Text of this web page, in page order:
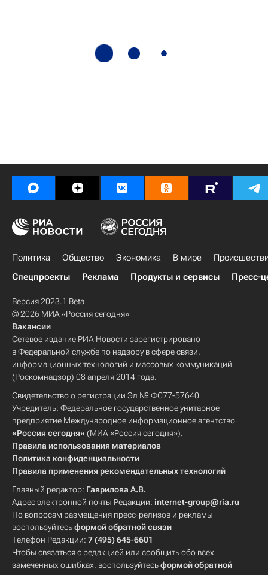
Политика Общество Экономика В мире
Спецпроекты
Реклама Продукты и сервисы Пресс-
Версия 2023.1 Beta
© 2026 МИА «Россия сегодня»
Вакансии
Сетевое издание РИА Новости зарегистрировано
в Федеральной службе по надзору в сфере связи,
информационных технологий и массовых коммуникаций
(Роскомнадзор) 08 апреля 2014 года.
Свидетельство о регистрации Эл № ФС77-57640
Учредитель: Федеральное государственное унитарное
предприятие Международное информационное агентство
«Россия сегодня» (МИА «Россия сегодня»).
Правила использования материалов
Политика конфиденциальности
Правила применения рекомендательных технологий
Главный редактор: Гаврилова А.В.
Адрес электронной почты Редакции: internet-group@ria.ru
По вопросам размещения пресс-релизов и рекламы
воспользуйтесьформой обратной связи
Телефон Редакции: 7 (495) 645-6601
Чтобы связаться с редакцией или сообщить обо всех
замеченных ошибках, воспользуйтесьформой обратной